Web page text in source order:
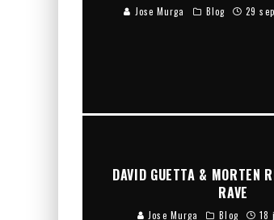
Jose Murga Blog 29
DAVID GUETTA & MORTEN
RAVE
Jose Murga Blog 18